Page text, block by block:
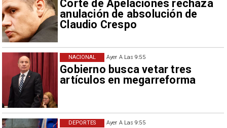
Corte de Apelaciones rechaza
anulación de absolución de
Claudio Crespo
Ayer A Las 9:55
Gobierno busca vetar tres
artículos en megarreforma
NACIONAL
Ayer A Las 9:55
DEPORTES